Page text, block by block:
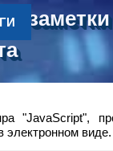
- заметки
"JavaScript",
электронном виде.